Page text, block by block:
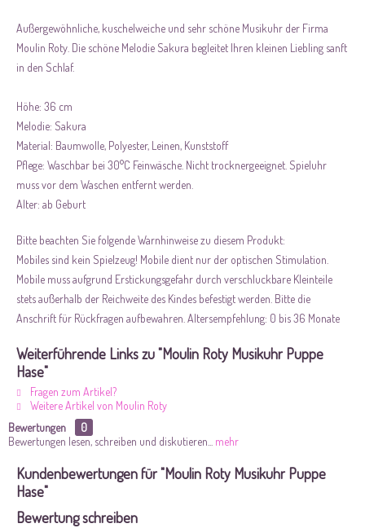
Außergewöhnliche, kuschelweiche und sehr schöne Musikuhr der Firma
Moulin Roty. Die schöne Melodie Sakura begleitet Ihren kleinen Liebling sanft
in den Schlaf.
Höhe: 36 cm
Melodie: Sakura
Material: Baumwolle, Polyester, Leinen, Kunststoff
Pflege: Waschbar bei 30°C Feinwäsche. Nicht trocknergeeignet. Spieluhr
muss vor dem Waschen entfernt werden.
Alter: ab Geburt
Bitte beachten Sie folgende Warnhinweise zu diesem Produkt:
Mobiles sind kein Spielzeug! Mobile dient nur der optischen Stimulation.
Mobile muss aufgrund Erstickungsgefahr durch verschluckbare Kleinteile
stets außerhalb der Reichweite des Kindes befestigt werden. Bitte die
Anschrift für Rückfragen aufbewahren. Altersempfehlung: 0 bis 36 Monate
Weiterführende Links zu "Moulin Roty Musikuhr Puppe
Hase"
Fragen zum Artikel?
Weitere Artikel von Moulin Roty
Bewertungen
0
Bewertungen lesen, schreiben und diskutieren...
mehr
Kundenbewertungen für "Moulin Roty Musikuhr Puppe
Hase"
Bewertung schreiben